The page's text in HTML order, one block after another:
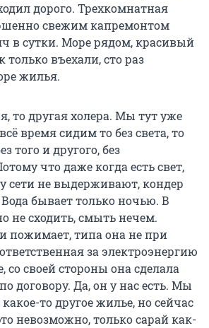
дорого. Трехкомнатная
свежим капремонтом
в сутки. Море рядом, красивый
только въехали, сто раз
жилья.
то другая холера. Мы тут уже
время сидим то без света, то
того и другого, без
что даже когда есть свет,
сети не выдерживают, кондер
бывает только ночью. В
не сходить, смыть нечем.
пожимает, типа она не при
за электроэнергию
со своей стороны она сделала
договору. Да, он у нас есть. Мы
то другое жилье, но сейчас
невозможно, только сарай как-